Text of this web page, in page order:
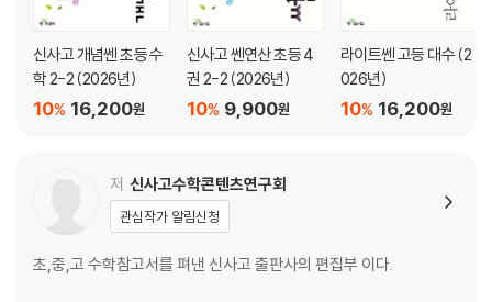
신사고 개념쎈 초등 수
학 2-2 (2026년)
16,200원
10%
신사고 쎈연산 초등 4
권 2-2 (2026년)
9,900원
10%
라이트쎈 고등 대수 (2
026년)
16,200원
10%
저 신사고수학콘텐츠연구회
관심작가 알림신청
초,중,고 수학참고서를 펴낸 신사고 출판사의 편집부 이다.